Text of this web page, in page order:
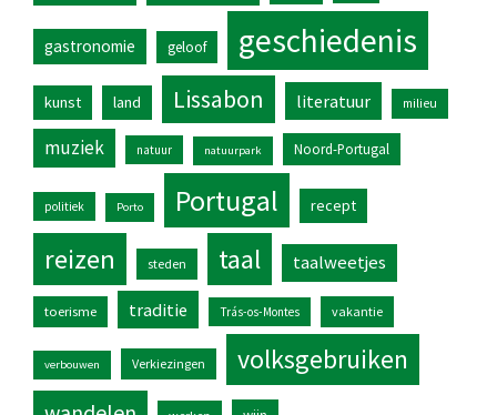
gastronomie geloof geschiedenis
kunst land Lissabon literatuur milieu
muziek natuur natuurpark Noord-Portugal
politiek Porto Portugal recept
reizen steden taal taalweetjes
toerisme traditie Trás-os-Montes vakantie
verbouwen Verkiezingen volksgebruiken